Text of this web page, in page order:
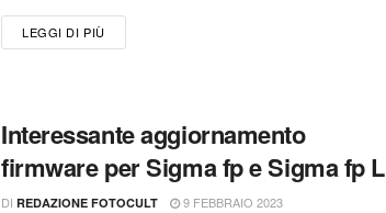
LEGGI DI PIÙ
Interessante aggiornamento
firmware per Sigma fp e Sigma fp L
DI REDAZIONE FOTOCULT 9 FEBBRAIO 2023